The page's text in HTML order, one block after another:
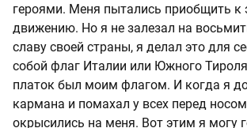
героями. Меня пытались приобщить к
движению. Но я не залезал на
славу своей страны, я делал это для
собой флаг Италии или Южного
платок был моим флагом. И когда я
кармана и помахал у всех перед
окрысились на меня. Вот этим я могу